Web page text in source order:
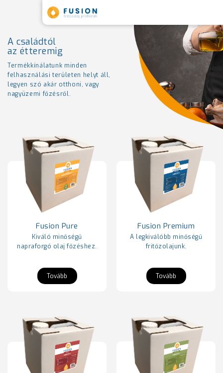
A családtól
az étteremig
Termékkínálatunk minden
felhasználásiterületen helyt áll,
legyen szó akár otthoni,vagy
nagyüzemi főzésről.
Fusion Pure
Kiváló minőségű
napraforgó olaj főzéshez.
Tovább
Fusion Premium
A legkiválóbb minőségű
fritőzolajunk.
Tovább